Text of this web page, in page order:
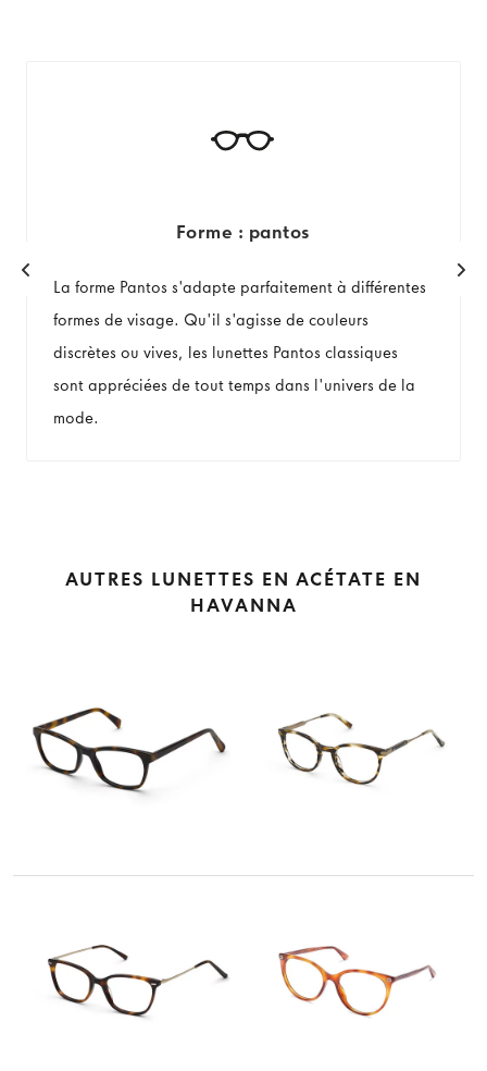
Forme : pantos
La forme Pantos s'adapte parfaitement à différentes
formes de visage. Qu'il s'agisse de couleurs
discrètes ou vives, les lunettes Pantos classiques
sont appréciées de tout temps dans l'univers de la
mode.
AUTRES LUNETTES EN ACÉTATE EN
HAVANNA